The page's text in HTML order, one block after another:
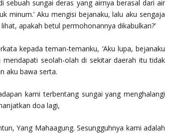
sungai deras yang airnya berasal dari air
minum.’ Aku mengisi bejanaku, lalu aku sengaja
apakah betul permohonannya dikabulkan?’
kepada teman-temanku, ‘Aku lupa, bejanaku
seolah-olah di sekitar daerah itu tidak
aku bawa serta.
kami terbentang sungai yang menghalangi
doa lagi,
Yang Mahaagung. Sesungguhnya kami adalah